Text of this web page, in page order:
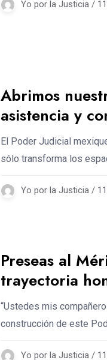
Yo por la Justicia /
Abrimos
asistencia y
El Poder Judicial
sólo transforma los
Yo por la Justicia /
Preseas al
trayectoria
“Ustedes mis
construcción de este
Yo por la Justicia /